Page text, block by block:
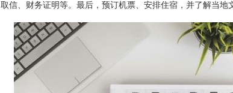
取信、财务证明等。最后，预订机票、安排住宿，并了解当地